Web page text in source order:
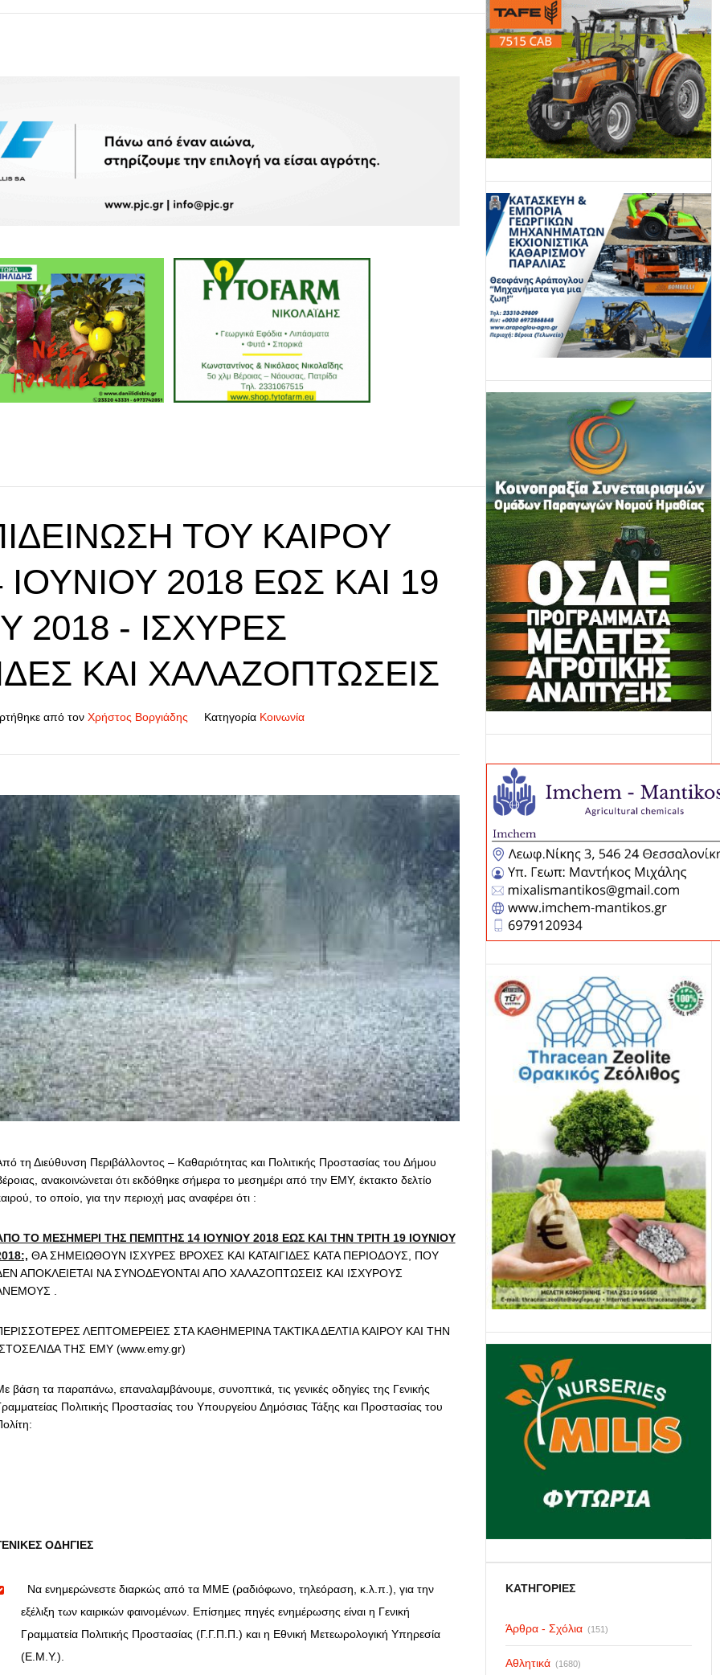
ΤΟΥ ΚΑΙΡΟΎ
2018 ΈΩΣ ΚΑΙ 19
2018 - ΙΣΧΥΡΈΣ
ΚΑΙ ΧΑΛΑΖΟΠΤΏΣΕΙΣ
από τον Χρήστος Βοργιάδης Κατηγορία Κοινωνία
τη Διεύθυνση Περιβάλλοντος – Καθαριότητας και Πολιτικής Προστασίας του Δήμου
ανακοινώνεται ότι εκδόθηκε σήμερα το μεσημέρι από την ΕΜΥ, έκτακτο δελτίο
το οποίο, για την περιοχή μας αναφέρει ότι :
ΤΟ ΜΕΣΗΜΕΡΙ ΤΗΣ ΠΕΜΠΤΗΣ 14 ΙΟΥΝΙΟΥ 2018 ΕΩΣ ΚΑΙ ΤΗΝ ΤΡΙΤΗ 19 ΙΟΥΝΙΟΥ
ΘΑ ΣΗΜΕΙΩΘΟΥΝ ΙΣΧΥΡΕΣ ΒΡΟΧΕΣ ΚΑΙ ΚΑΤΑΙΓΙΔΕΣ ΚΑΤΑ ΠΕΡΙΟΔΟΥΣ, ΠΟΥ
ΑΠΟΚΛΕΙΕΤΑΙ ΝΑ ΣΥΝΟΔΕΥΟΝΤΑΙ ΑΠΟ ΧΑΛΑΖΟΠΤΩΣΕΙΣ ΚΑΙ ΙΣΧΥΡΟΥΣ
.
ΛΕΠΤΟΜΕΡΕΙΕΣ ΣΤΑ ΚΑΘΗΜΕΡΙΝΑ ΤΑΚΤΙΚΑ ΔΕΛΤΙΑ ΚΑΙΡΟΥ ΚΑΙ ΤΗΝ
ΤΗΣ ΕΜΥ (www.emy.gr)
βάση τα παραπάνω, επαναλαμβάνουμε, συνοπτικά, τις γενικές οδηγίες της Γενικής
Πολιτικής Προστασίας του Υπουργείου Δημόσιας Τάξης και Προστασίας του
ΟΔΗΓΙΕΣ
Να ενημερώνεστε διαρκώς από τα ΜΜΕ (ραδιόφωνο, τηλεόραση, κ.λ.π.), για την
εξέλιξη των καιρικών φαινοµένων. Επίσηµες πηγές ενηµέρωσης είναι η Γενική
Γραµµατεία Πολιτικής Προστασίας (Γ.Γ.Π.Π.) και η Εθνική Μετεωρολογική Υπηρεσία
(Ε.Μ.Υ.).
ΚΑΤΗΓΟΡΙΕΣ
Άρθρα - Σχόλια (151)
Αθλητικά (1680)